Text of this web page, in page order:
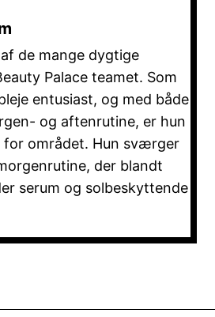
de mange dygtige
Palace teamet. Som
entusiast, og med både
og aftenrutine, er hun
for området. Hun sværger
der blandt
serum og solbeskyttende